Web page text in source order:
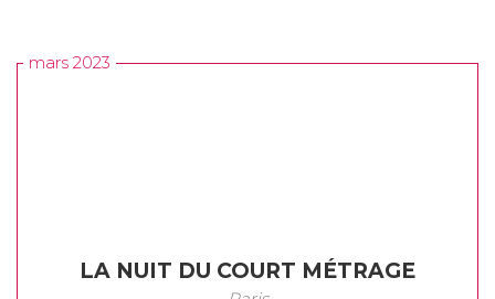
mars 2023
LA NUIT DU COURT MÉTRAGE